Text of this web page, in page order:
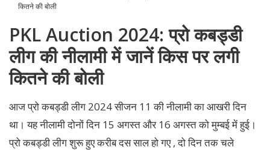
कितने की बोली
PKL Auction 2024: प्रो कबड्डी
लीग की नीलामी में जानें किस पर लगी
कितने की बोली
आज प्रो कबड्डी लीग 2024 सीजन 11 की नीलामी का आखरी दिन
था। यह नीलामी दोनों दिन 15 अगस्त और 16 अगस्त को मुम्बई में हुई।
प्रो कबड्डी लीग शुरू हुए करीब दस साल हो गए , दो दिन तक चले